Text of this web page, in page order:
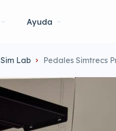
Ayuda
Sim Lab Pedales Simtrecs